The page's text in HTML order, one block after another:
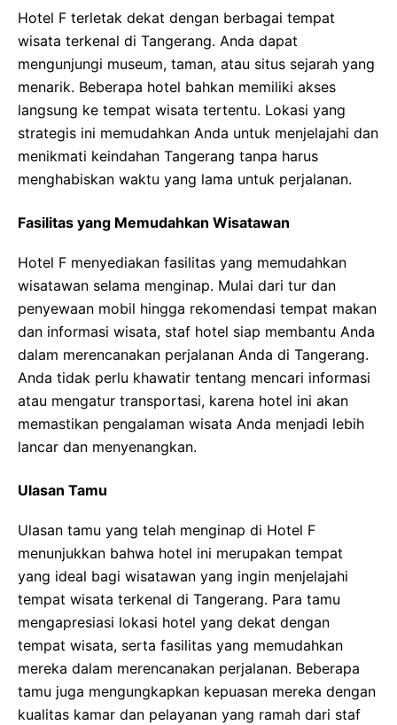
Hotel F terletak dekat dengan berbagai tempat
wisata terkenal di Tangerang. Anda dapat
mengunjungi museum, taman, atau situs sejarah yang
menarik. Beberapa hotel bahkan memiliki akses
langsung ke tempat wisata tertentu. Lokasi yang
strategis ini memudahkan Anda untuk menjelajahi dan
menikmati keindahan Tangerang tanpa harus
menghabiskan waktu yang lama untuk perjalanan.
Fasilitas yang Memudahkan Wisatawan
Hotel F menyediakan fasilitas yang memudahkan
wisatawan selama menginap. Mulai dari tur dan
penyewaan mobil hingga rekomendasi tempat makan
dan informasi wisata, staf hotel siap membantu Anda
dalam merencanakan perjalanan Anda di Tangerang.
Anda tidak perlu khawatir tentang mencari informasi
atau mengatur transportasi, karena hotel ini akan
memastikan pengalaman wisata Anda menjadi lebih
lancar dan menyenangkan.
Ulasan Tamu
Ulasan tamu yang telah menginap di Hotel F
menunjukkan bahwa hotel ini merupakan tempat
yang ideal bagi wisatawan yang ingin menjelajahi
tempat wisata terkenal di Tangerang. Para tamu
mengapresiasi lokasi hotel yang dekat dengan
tempat wisata, serta fasilitas yang memudahkan
mereka dalam merencanakan perjalanan. Beberapa
tamu juga mengungkapkan kepuasan mereka dengan
kualitas kamar dan pelayanan yang ramah dari staf